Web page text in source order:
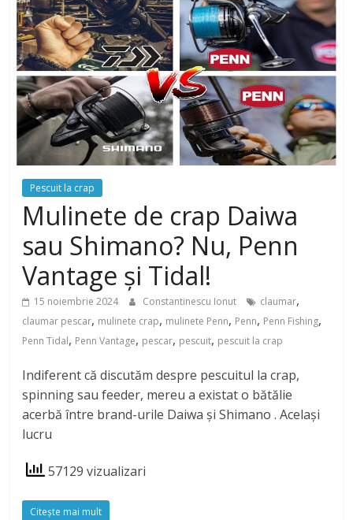
Pescuit la crap
Mulinete de crap Daiwa
sau Shimano? Nu, Penn
Vantage și Tidal!
15 noiembrie 2024 Constantinescu Ionut claumar,
claumar pescar, mulinete crap, mulinete Penn, Penn, Penn Fishing,
Penn Tidal, Penn Vantage, pescar, pescuit, pescuit la crap
Indiferent că discutăm despre pescuitul la crap,
spinning sau feeder, mereu a existat o bătălie
acerbă între brand-urile Daiwa și Shimano . Același
lucru
57129 vizualizari
Citeşte mai mult